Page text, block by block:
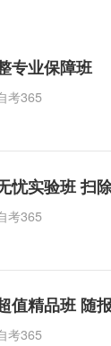
专业保障班
考365
忧实验班 扫
考365
值精品班 随
考365